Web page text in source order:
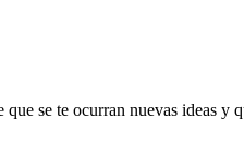
se te ocurran nuevas ideas y